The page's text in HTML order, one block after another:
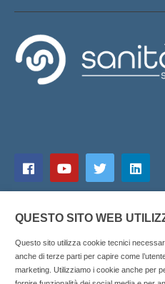
QUESTO SITO WEB
Questo sito utilizza cookie tecnici
anche di terze parti per capire come
marketing. Utilizziamo i cookie anche per